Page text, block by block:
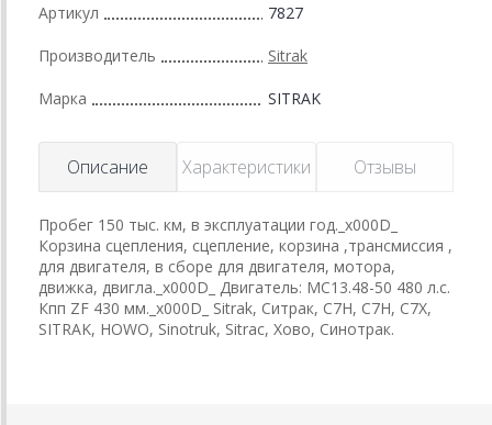
Артикул 7827
Производитель Sitrak
Марка SITRAK
Описание Характеристики Отзывы
Пробег 150 тыс. км, в эксплуатации год._x000D_
Корзина сцепления, сцепление, корзина ,трансмиссия ,
для двигателя, в сборе для двигателя, мотора,
движка, двигла._x000D_ Двигатель: MC13.48-50 480 л.с.
Кпп ZF 430 мм._x000D_ Sitrak, Ситрак, C7H, С7Н, С7Х,
SITRAK, HOWO, Sinotruk, Sitrac, Хово, Синотрак.